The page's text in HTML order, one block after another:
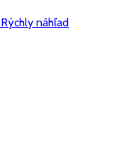
Rýchly náhľad